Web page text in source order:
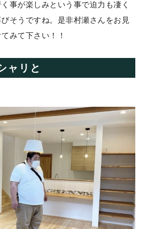
事が楽しみという事で迫力も凄く
そうですね。是非村瀬さんをお見
みて下さい！！
ャリと